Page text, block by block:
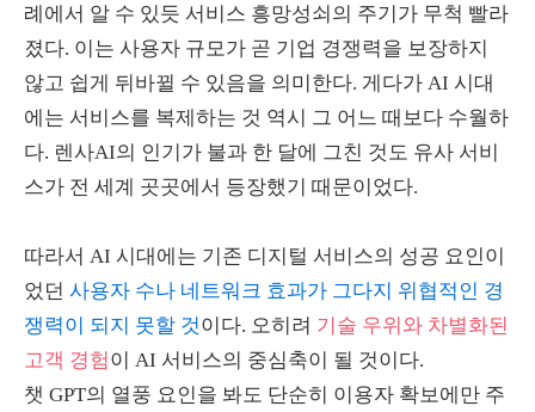
례에서 알 수 있듯 서비스 흥망성쇠의 주기가 무척 빨라
졌다. 이는 사용자 규모가 곧 기업 경쟁력을 보장하지
않고 쉽게 뒤바뀔 수 있음을 의미한다. 게다가 AI 시대
에는 서비스를 복제하는 것 역시 그 어느 때보다 수월하
다. 렌사AI의 인기가 불과 한 달에 그친 것도 유사 서비
스가 전 세계 곳곳에서 등장했기 때문이었다.
따라서 AI 시대에는 기존 디지털 서비스의 성공 요인이
었던 사용자 수나 네트워크 효과가 그다지 위협적인 경
쟁력이 되지 못할 것이다. 오히려 기술 우위와 차별화된
고객 경험이 AI 서비스의 중심축이 될 것이다.
챗 GPT의 열풍 요인을 봐도 단순히 이용자 확보에만 주